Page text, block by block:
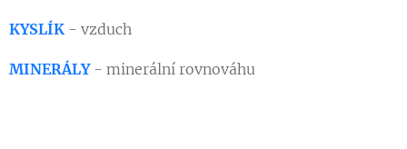
KYSLÍK - vzduch
MINERÁLY- minerální rovnováhu